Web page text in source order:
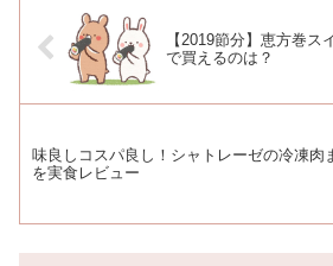
【2019節分】恵方巻ス
で買えるのは？
味良しコスパ良し！シャトレーゼの冷凍肉
を実食レビュー